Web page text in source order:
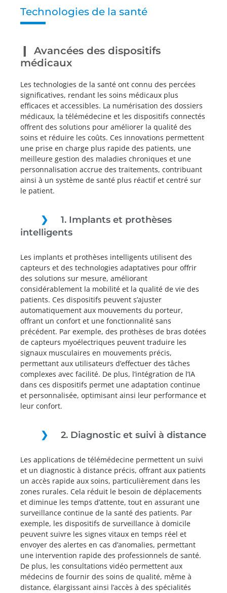
Technologies de la santé
Avancées des dispositifs
médicaux
Les technologies de la santé ont connu des percées
significatives, rendant les soins médicaux plus
efficaces et accessibles. La numérisation des dossiers
médicaux, la télémédecine et les dispositifs connectés
offrent des solutions pour améliorer la qualité des
soins et réduire les coûts. Ces innovations permettent
une prise en charge plus rapide des patients, une
meilleure gestion des maladies chroniques et une
personnalisation accrue des traitements, contribuant
ainsi à un système de santé plus réactif et centré sur
le patient.
1. Implants et prothèses
intelligents
Les implants et prothèses intelligents utilisent des
capteurs et des technologies adaptatives pour offrir
des solutions sur mesure, améliorant
considérablement la mobilité et la qualité de vie des
patients. Ces dispositifs peuvent s’ajuster
automatiquement aux mouvements du porteur,
offrant un confort et une fonctionnalité sans
précédent. Par exemple, des prothèses de bras dotées
de capteurs myoélectriques peuvent traduire les
signaux musculaires en mouvements précis,
permettant aux utilisateurs d’effectuer des tâches
complexes avec facilité. De plus, l’intégration de l’IA
dans ces dispositifs permet une adaptation continue
et personnalisée, optimisant ainsi leur performance et
leur confort.
2. Diagnostic et suivi à distance
Les applications de télémédecine permettent un suivi
et un diagnostic à distance précis, offrant aux patients
un accès rapide aux soins, particulièrement dans les
zones rurales. Cela réduit le besoin de déplacements
et diminue les temps d’attente, tout en assurant une
surveillance continue de la santé des patients. Par
exemple, les dispositifs de surveillance à domicile
peuvent suivre les signes vitaux en temps réel et
envoyer des alertes en cas d’anomalies, permettant
une intervention rapide des professionnels de santé.
De plus, les consultations vidéo permettent aux
médecins de fournir des soins de qualité, même à
distance, élargissant ainsi l’accès à des spécialités